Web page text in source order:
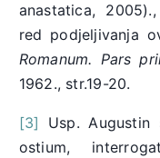
anastatica,
red podjeljivanja
Romanum. Pars
1962., str.19-20.
[3]
Usp. Augustin
ostium,